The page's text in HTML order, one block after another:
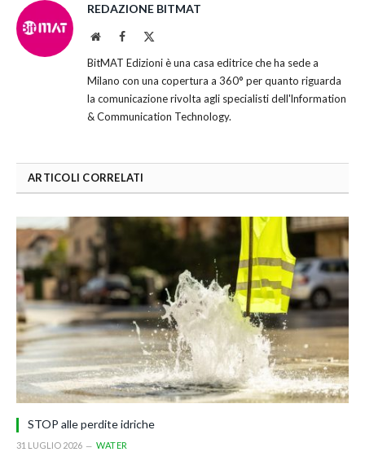
REDAZIONE BITMAT
WebsiteFacebook
BitMAT Edizioni è una casa editrice che ha sede a
Milano con una copertura a 360° per quanto riguarda
la comunicazione rivolta agli specialisti dell'lnformation
& Communication Technology.
ARTICOLI CORRELATI
STOP alle perdite idriche
31 LUGLIO 2026 WATER